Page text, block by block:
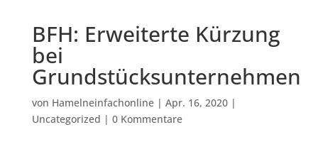
BFH: Erweiterte Kürzung
bei
Grundstücksunternehmen
von Hamelneinfachonline| Apr. 16, 2020|
Uncategorized | 0 Kommentare